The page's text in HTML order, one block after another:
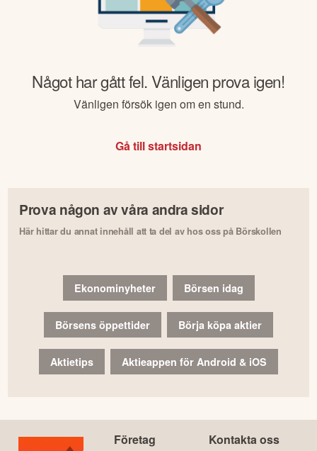
Något har gått fel. Vänligen prova igen!
Vänligen försök igen om en stund.
Gå till startsidan
Prova någon av våra andra sidor
Här hittar du annat innehåll att ta del av hos oss på Börskollen
Ekonominyheter Börsen idag
Börsens öppettider Börja köpa aktier
Aktietips Aktieappen för Android & iOS
Företag Kontakta oss